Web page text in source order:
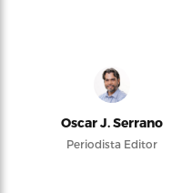
Oscar J. Serrano
Periodista Editor